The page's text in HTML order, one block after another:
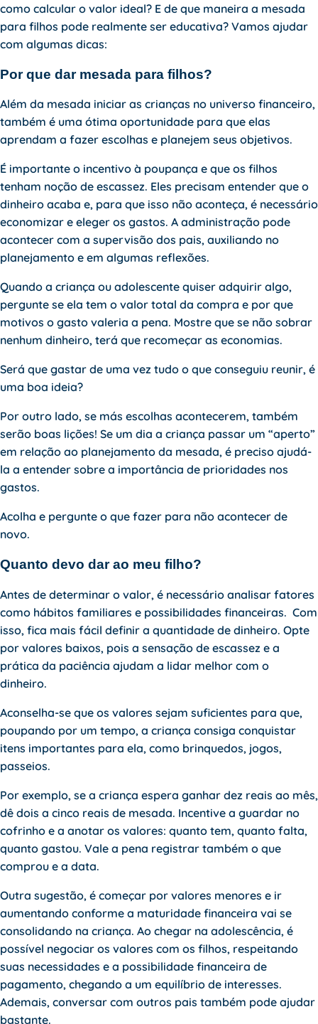
como calcular o valor ideal? E de que maneira a mesada
para filhos pode realmente ser educativa? Vamos ajudar
com algumas dicas:
Por que dar mesada para filhos?
Além da mesada iniciar as crianças no universo financeiro,
também é uma ótima oportunidade para que elas
aprendam a fazer escolhas e planejem seus objetivos.
É importante o incentivo à poupança e que os filhos
tenham noção de escassez. Eles precisam entender que o
dinheiro acaba e, para que isso não aconteça, é necessário
economizar e eleger os gastos. A administração pode
acontecer com a supervisão dos pais, auxiliando no
planejamento e em algumas reflexões.
Quando a criança ou adolescente quiser adquirir algo,
pergunte se ela tem o valor total da compra e por que
motivos o gasto valeria a pena. Mostre que se não sobrar
nenhum dinheiro, terá que recomeçar as economias.
Será que gastar de uma vez tudo o que conseguiu reunir, é
uma boa ideia?
Por outro lado, se más escolhas acontecerem, também
serão boas lições! Se um dia a criança passar um “aperto”
em relação ao planejamento da mesada, é preciso ajudá-
la a entender sobre a importância de prioridades nos
gastos.
Acolha e pergunte o que fazer para não acontecer de
novo.
Quanto devo dar ao meu filho?
Antes de determinar o valor, é necessário analisar fatores
como hábitos familiares e possibilidades financeiras. Com
isso, fica mais fácil definir a quantidade de dinheiro. Opte
por valores baixos, pois a sensação de escassez e a
prática da paciência ajudam a lidar melhor com o
dinheiro.
Aconselha-se que os valores sejam suficientes para que,
poupando por um tempo, a criança consiga conquistar
itens importantes para ela, como brinquedos, jogos,
passeios.
Por exemplo, se a criança espera ganhar dez reais ao mês,
dê dois a cinco reais de mesada. Incentive a guardar no
cofrinho e a anotar os valores: quanto tem, quanto falta,
quanto gastou. Vale a pena registrar também o que
comprou e a data.
Outra sugestão, é começar por valores menores e ir
aumentando conforme a maturidade financeira vai se
consolidando na criança. Ao chegar na adolescência, é
possível negociar os valores com os filhos, respeitando
suas necessidades e a possibilidade financeira de
pagamento, chegando a um equilíbrio de interesses.
Ademais, conversar com outros pais também pode ajudar
bastante.